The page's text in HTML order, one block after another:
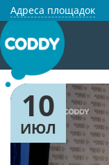
Адреса площадок
10
ИЮЛ